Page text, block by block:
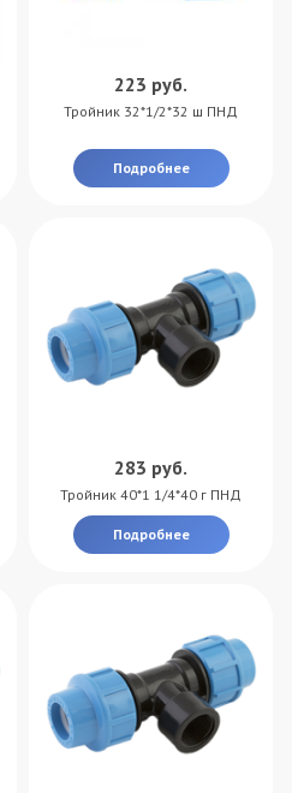
223 руб.
Тройник 32*1/2*32 ш ПНД
Подробнее
283 руб.
Тройник 40*1 1/4*40 г ПНД
Подробнее